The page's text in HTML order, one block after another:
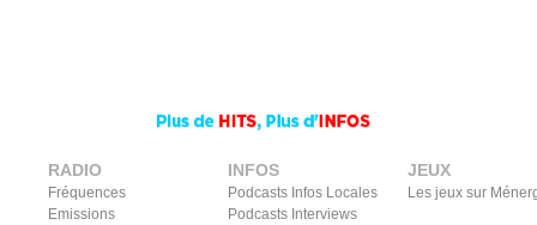
RADIO
Fréquences
Emissions
INFOS
Podcasts Infos Locales
Podcasts Interviews
JEUX
Les jeux sur